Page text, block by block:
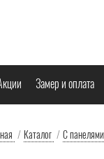
Замер и оплата
/ Каталог /С